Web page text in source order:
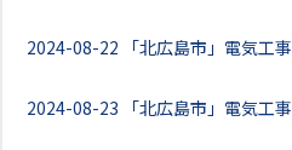
2024-08-22 「北広島市」電気工事
2024-08-23 「北広島市」電気工事